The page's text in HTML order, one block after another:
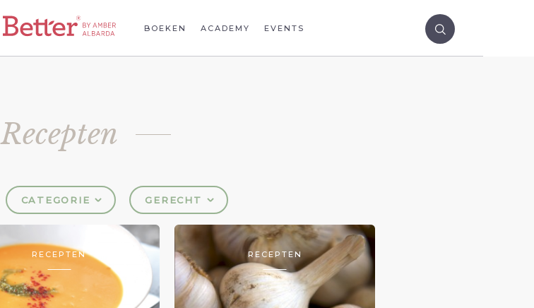
BOEKEN ACADEMY EVENTS
Recepten
CATEGORIE GERECHT
RECEPTEN RECEPTEN